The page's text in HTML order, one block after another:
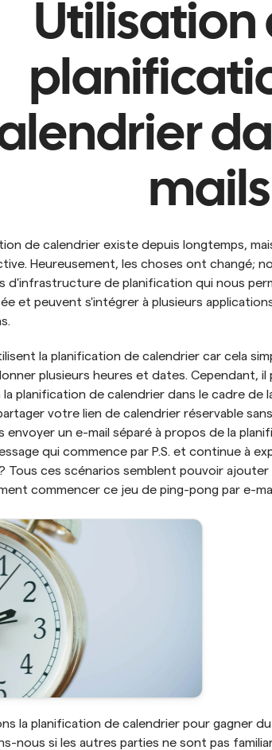
Utilisation
mails
de calendrier existe depuis longtemps,
Heureusement, les choses ont changé;
d'infrastructure de planification qui nous
et peuvent s'intégrer à plusieurs
la planification de calendrier car cela
plusieurs heures et dates. Cependant,
la planification de calendrier dans le cadre de
votre lien de calendrier réservable
envoyer un e-mail séparé à propos de la
qui commence par P.S. et continue à
Tous ces scénarios semblent pouvoir
commencer ce jeu de ping-pong par e-
la planification de calendrier pour gagner
nous si les autres parties ne sont pas